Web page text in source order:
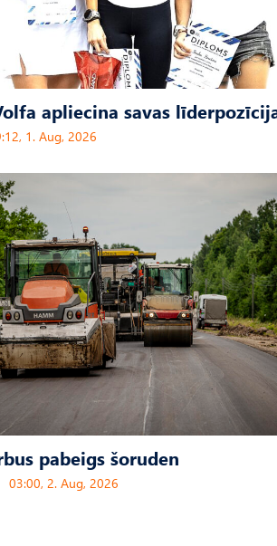
apliecina savas
1. Aug, 2026
pabeigs šoruden
03:00, 2. Aug, 2026